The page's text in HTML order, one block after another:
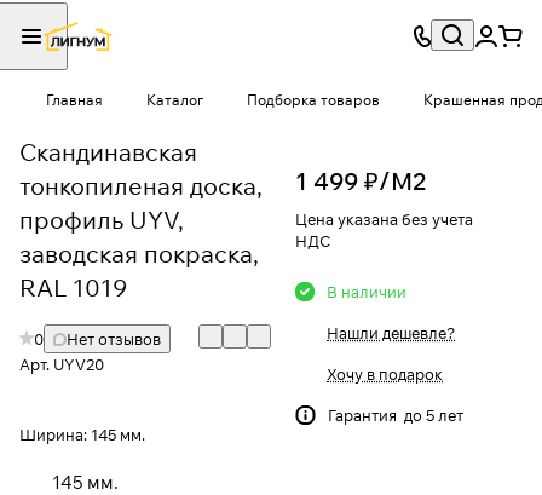
Главная Каталог Подборка товаров Крашенная
Скандинавская
тонкопиленая доска,
профиль UYV,
заводская покраска,
RAL 1019
0
Нет отзывов
Арт. UYV20
Ширина: 145 мм.
145 мм.
1 499 ₽/М2
Цена указана без учета
НДС
В наличии
Нашли дешевле?
Хочу в подарок
Гарантия до 5 лет